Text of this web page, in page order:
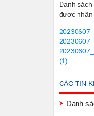
Danh
được nhận
(1)
CÁC TIN
Danh